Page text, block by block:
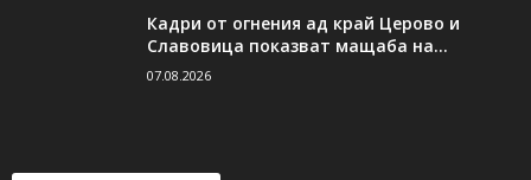
Кадри от огнения ад край Церово и
Славовица показват мащаба на...
07.08.2026